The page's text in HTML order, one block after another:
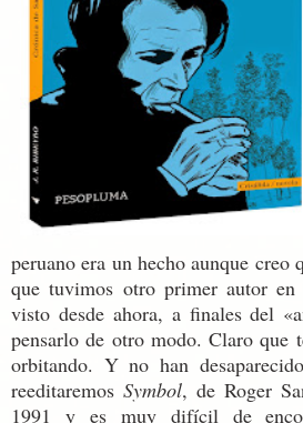
peruano era un hecho aunque creo
que tuvimos otro primer autor en
visto desde ahora, a finales del
pensarlo de otro modo. Claro que
orbitando. Y no han
reeditaremos Symbol, de Roger
1991 y es muy difícil de